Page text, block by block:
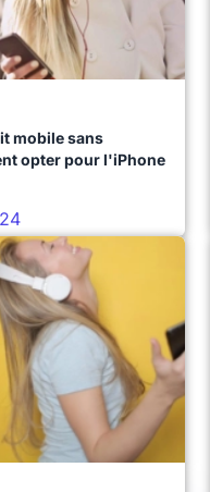
mobile sans
opter pour l'iPhone